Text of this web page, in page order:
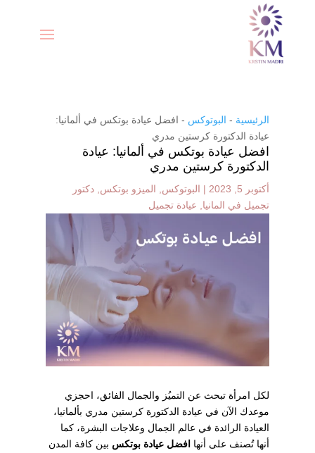
الرئيسية - البوتوكس - افضل عيادة بوتكس في ألمانيا:
عيادة الدكتورة كرستين مدري
افضل عيادة بوتكس في ألمانيا: عيادة
الدكتورة كرستين مدري
أكتوبر 5, 2023 | البوتوكس الميزو بوتكس دكتور
تجميل في المانيا
عيادة تجميل
لكل امرأة تبحث عن التميُز والجمال الفائق، احجزي
موعدك الآن في عيادة الدكتورة كرستين مدري بألمانيا،
العيادة الرائدة في عالم الجمال وعلاجات البشرة، كما
أنها تُصنف على أنها افضل عيادة بوتكس بين كافة المدن